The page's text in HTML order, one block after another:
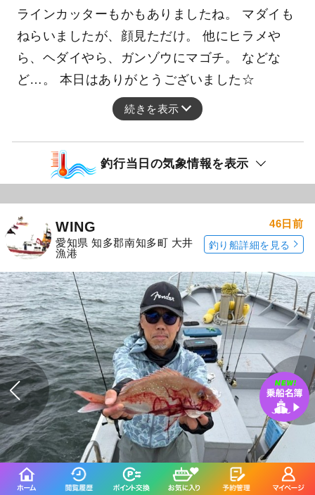
ラインカッターもかもありましたね。 マダイも
ねらいましたが、顔見ただけ。 他にヒラメや
ら、ヘダイやら、ガンゾウにマゴチ。 などな
ど…。 本日はありがとうございました☆
続きを表示
釣行当日の気象情報を表示
WING
愛知県 知多郡南知多町 大井
漁港
46日前
釣り船詳細を見る